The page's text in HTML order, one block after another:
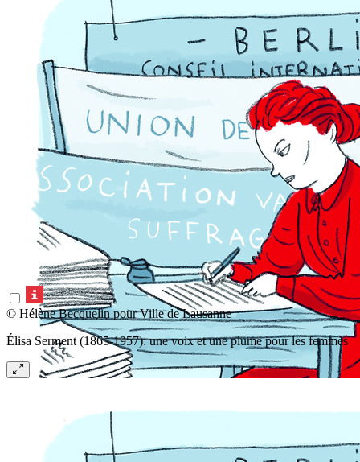
© Hélène Becquelin pour Ville de Lausanne
Élisa Serment (1865-1957): une voix et une plume pour les femmes